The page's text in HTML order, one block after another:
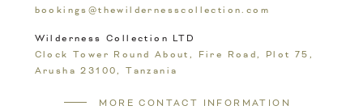
bookings@thewildernesscollection.com
Wilderness Collection LTD
Clock Tower Round About, Fire Road, Plot 75,
Arusha 23100,Tanzania
MORE CONTACT INFORMATION